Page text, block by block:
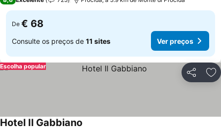
De € 68
Consulte os preços de 11 sites Ver preços
Partilhar
Escolha popular
Hotel Il Gabbiano